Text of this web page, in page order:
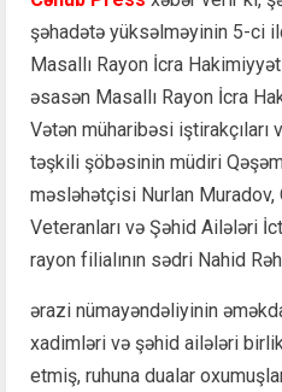
şəhadətə yüksəlməyinin 5-ci
Masallı Rayon İcra Hakimiyyəti
əsasən Masallı Rayon İcra
Vətən müharibəsi iştirakçıları
təşkili şöbəsinin müdiri
məsləhətçisi Nurlan
Veteranları və Şəhid Ailələri
rayon filialının sədri Nahid
ərazi nümayəndəliyinin
xadimləri və şəhid ailələri
etmiş, ruhuna dualar